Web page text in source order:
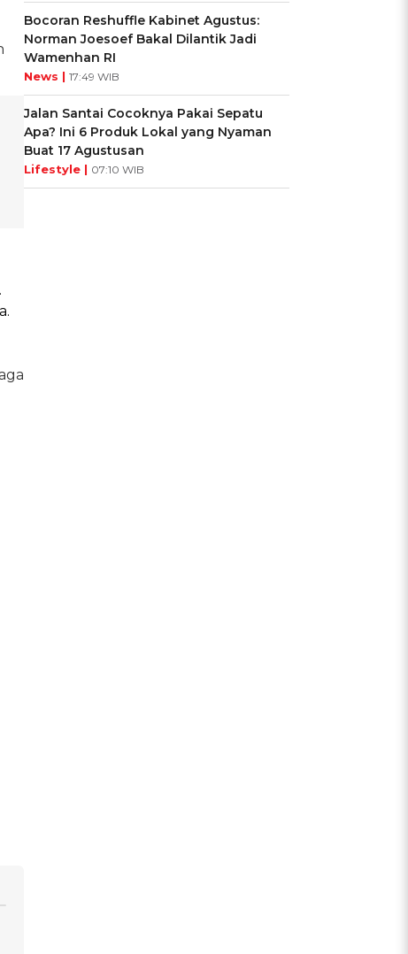
Bocoran Reshuffle Kabinet Agustus:
Norman Joesoef Bakal Dilantik Jadi
Wamenhan RI
News | 17:49 WIB
Jalan Santai Cocoknya Pakai Sepatu
Apa? Ini 6 Produk Lokal yang Nyaman
Buat 17 Agustusan
Lifestyle | 07:10 WIB